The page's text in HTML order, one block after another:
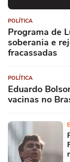
POLÍTICA
Programa de
soberania e
fracassadas
POLÍTICA
Eduardo
vacinas no